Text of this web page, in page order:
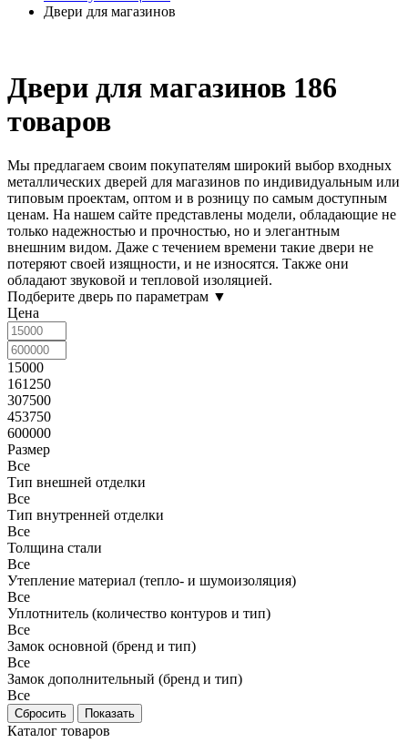
Двери для магазинов
Двери для магазинов 186
товаров
Мы предлагаем своим покупателям широкий выбор входных
металлических дверей для магазинов по индивидуальным или
типовым проектам, оптом и в розницу по самым доступным
ценам. На нашем сайте представлены модели, обладающие не
только надежностью и прочностью, но и элегантным
внешним видом. Даже с течением времени такие двери не
потеряют своей изящности, и не износятся. Также они
обладают звуковой и тепловой изоляцией.
Подберите дверь по параметрам ▼
Цена
15000
161250
307500
453750
600000
Размер
Все
Тип внешней отделки
Все
Тип внутренней отделки
Все
Толщина стали
Все
Утепление материал (тепло- и шумоизоляция)
Все
Уплотнитель (количество контуров и тип)
Все
Замок основной (бренд и тип)
Все
Замок дополнительный (бренд и тип)
Все
Каталог товаров